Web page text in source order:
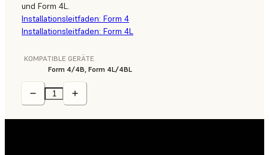
und Form 4L.
Installationsleitfaden: Form 4
Installationsleitfaden: Form 4L
KOMPATIBLE GERÄTE
Form 4/4B, Form 4L/4BL